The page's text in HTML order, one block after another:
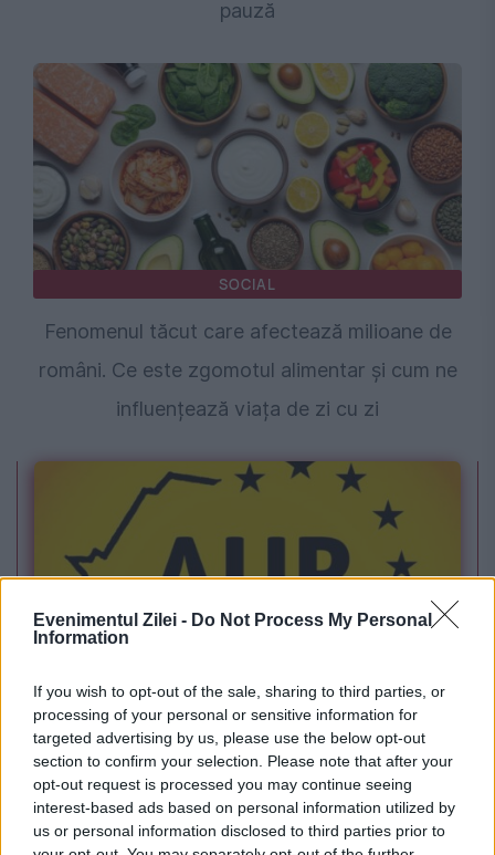
Evenimentul Zilei - Do Not Process My Personal
Information
If you wish to opt-out of the sale, sharing to third parties, or
processing of your personal or sensitive information for
targeted advertising by us, please use the below opt-out
section to confirm your selection. Please note that after your
opt-out request is processed you may continue seeing
interest-based ads based on personal information utilized by
us or personal information disclosed to third parties prior to
pauză
SOCIAL
Fenomenul tăcut care afectează milioane de
români. Ce este zgomotul alimentar și cum ne
influențează viața de zi cu zi
POLITICA
Legea biodiversității a trecut de Comisia
Juridică și de Mediu. Tensiuni între AUR și
USR din cauza termenilor din proiect